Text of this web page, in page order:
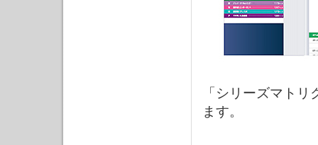
「シリーズマト
ます。